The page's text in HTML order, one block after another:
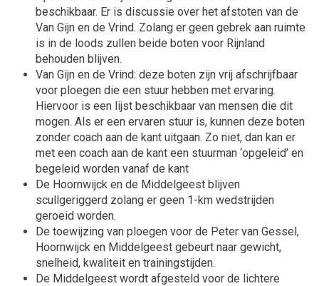
beschikbaar. Er is discussie over het afstoten van de
Van Gijn en de Vrind. Zolang er geen gebrek aan ruimte
is in de loods zullen beide boten voor Rijnland
behouden blijven.
Van Gijn en de Vrind: deze boten zijn vrij afschrijfbaar
voor ploegen die een stuur hebben met ervaring.
Hiervoor is een lijst beschikbaar van mensen die dit
mogen. Als er een ervaren stuur is, kunnen deze boten
zonder coach aan de kant uitgaan. Zo niet, dan kan er
met een coach aan de kant een stuurman ‘opgeleid’ en
begeleid worden vanaf de kant
De Hoornwijck en de Middelgeest blijven
scullgeriggerd zolang er geen 1-km wedstrijden
geroeid worden.
De toewijzing van ploegen voor de Peter van Gessel,
Hoornwijck en Middelgeest gebeurt naar gewicht,
snelheid, kwaliteit en trainingstijden.
De Middelgeest wordt afgesteld voor de lichtere